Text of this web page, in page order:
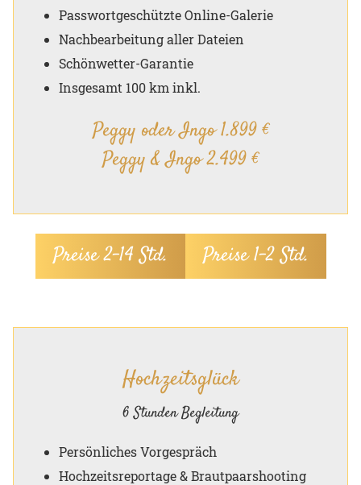
Passwortgeschützte Online-Galerie
Nachbearbeitung aller Dateien
Schönwetter-Garantie
Insgesamt 100 km inkl.
Peggy oder Ingo 1.899 €
Peggy & Ingo 2.499 €
Preise 2–14 Std. Preise 1–2 Std.
Hochzeitsglück
6 Stunden Begleitung
Persönliches Vorgespräch
Hochzeitsreportage & Brautpaarshooting